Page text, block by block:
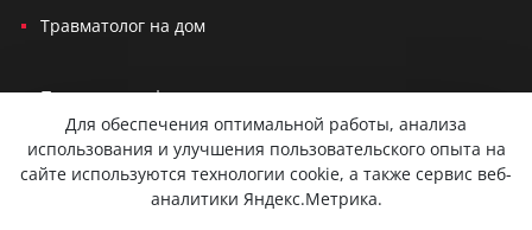
Травматолог на дом
Политика конфиденциальности
Согласие на обработку персональных данных
Вся представленная на сайте информация не является публичной
офертой и не служит для постановки диагноза и назначения лечения.
Для обеспечения оптимальной работы, анализа
использования и улучшения пользовательского опыта на
сайте используются технологии cookie, а также сервис веб-
аналитики Яндекс.Метрика.